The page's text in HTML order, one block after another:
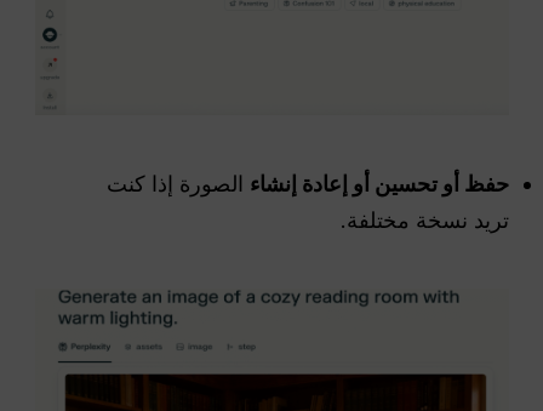
حفظ أو تحسين أو إعادة إنشاء الصورة إذا كنت
تريد نسخة مختلفة.